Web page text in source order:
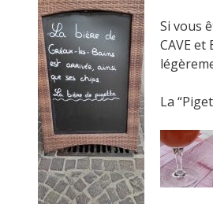
Si vous
CAVE et
La